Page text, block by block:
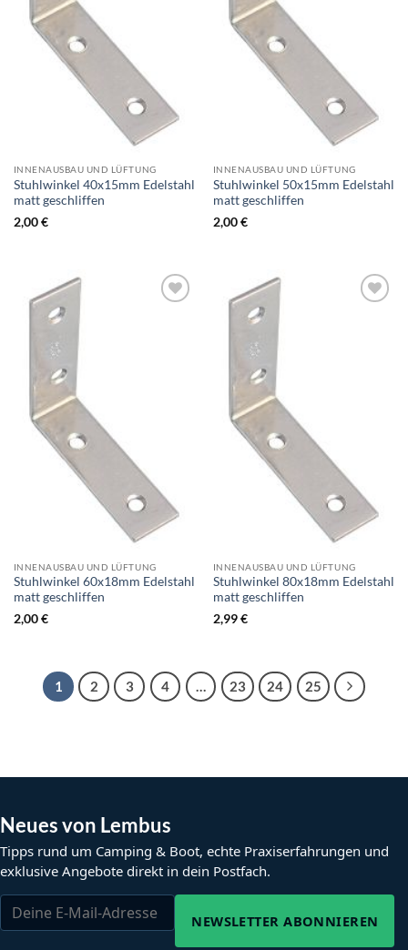
INNENAUSBAU UND LÜFTUNG
Stuhlwinkel 40x15mm Edelstahl
matt geschliffen
2,00€
INNENAUSBAU UND LÜFTUNG
Stuhlwinkel 50x15mm Edelstahl
matt geschliffen
2,00€
INNENAUSBAU UND LÜFTUNG
Stuhlwinkel 60x18mm Edelstahl
matt geschliffen
2,00€
INNENAUSBAU UND LÜFTUNG
Stuhlwinkel 80x18mm Edelstahl
matt geschliffen
2,99€
1 2 3 4 23 24 25
Neues von Lembus
Tipps rund um Camping & Boot, echte Praxiserfahrungen und
exklusive Angebote direkt in dein Postfach.
NEWSLETTER ABONNIEREN